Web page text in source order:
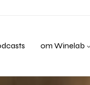
om Winelab